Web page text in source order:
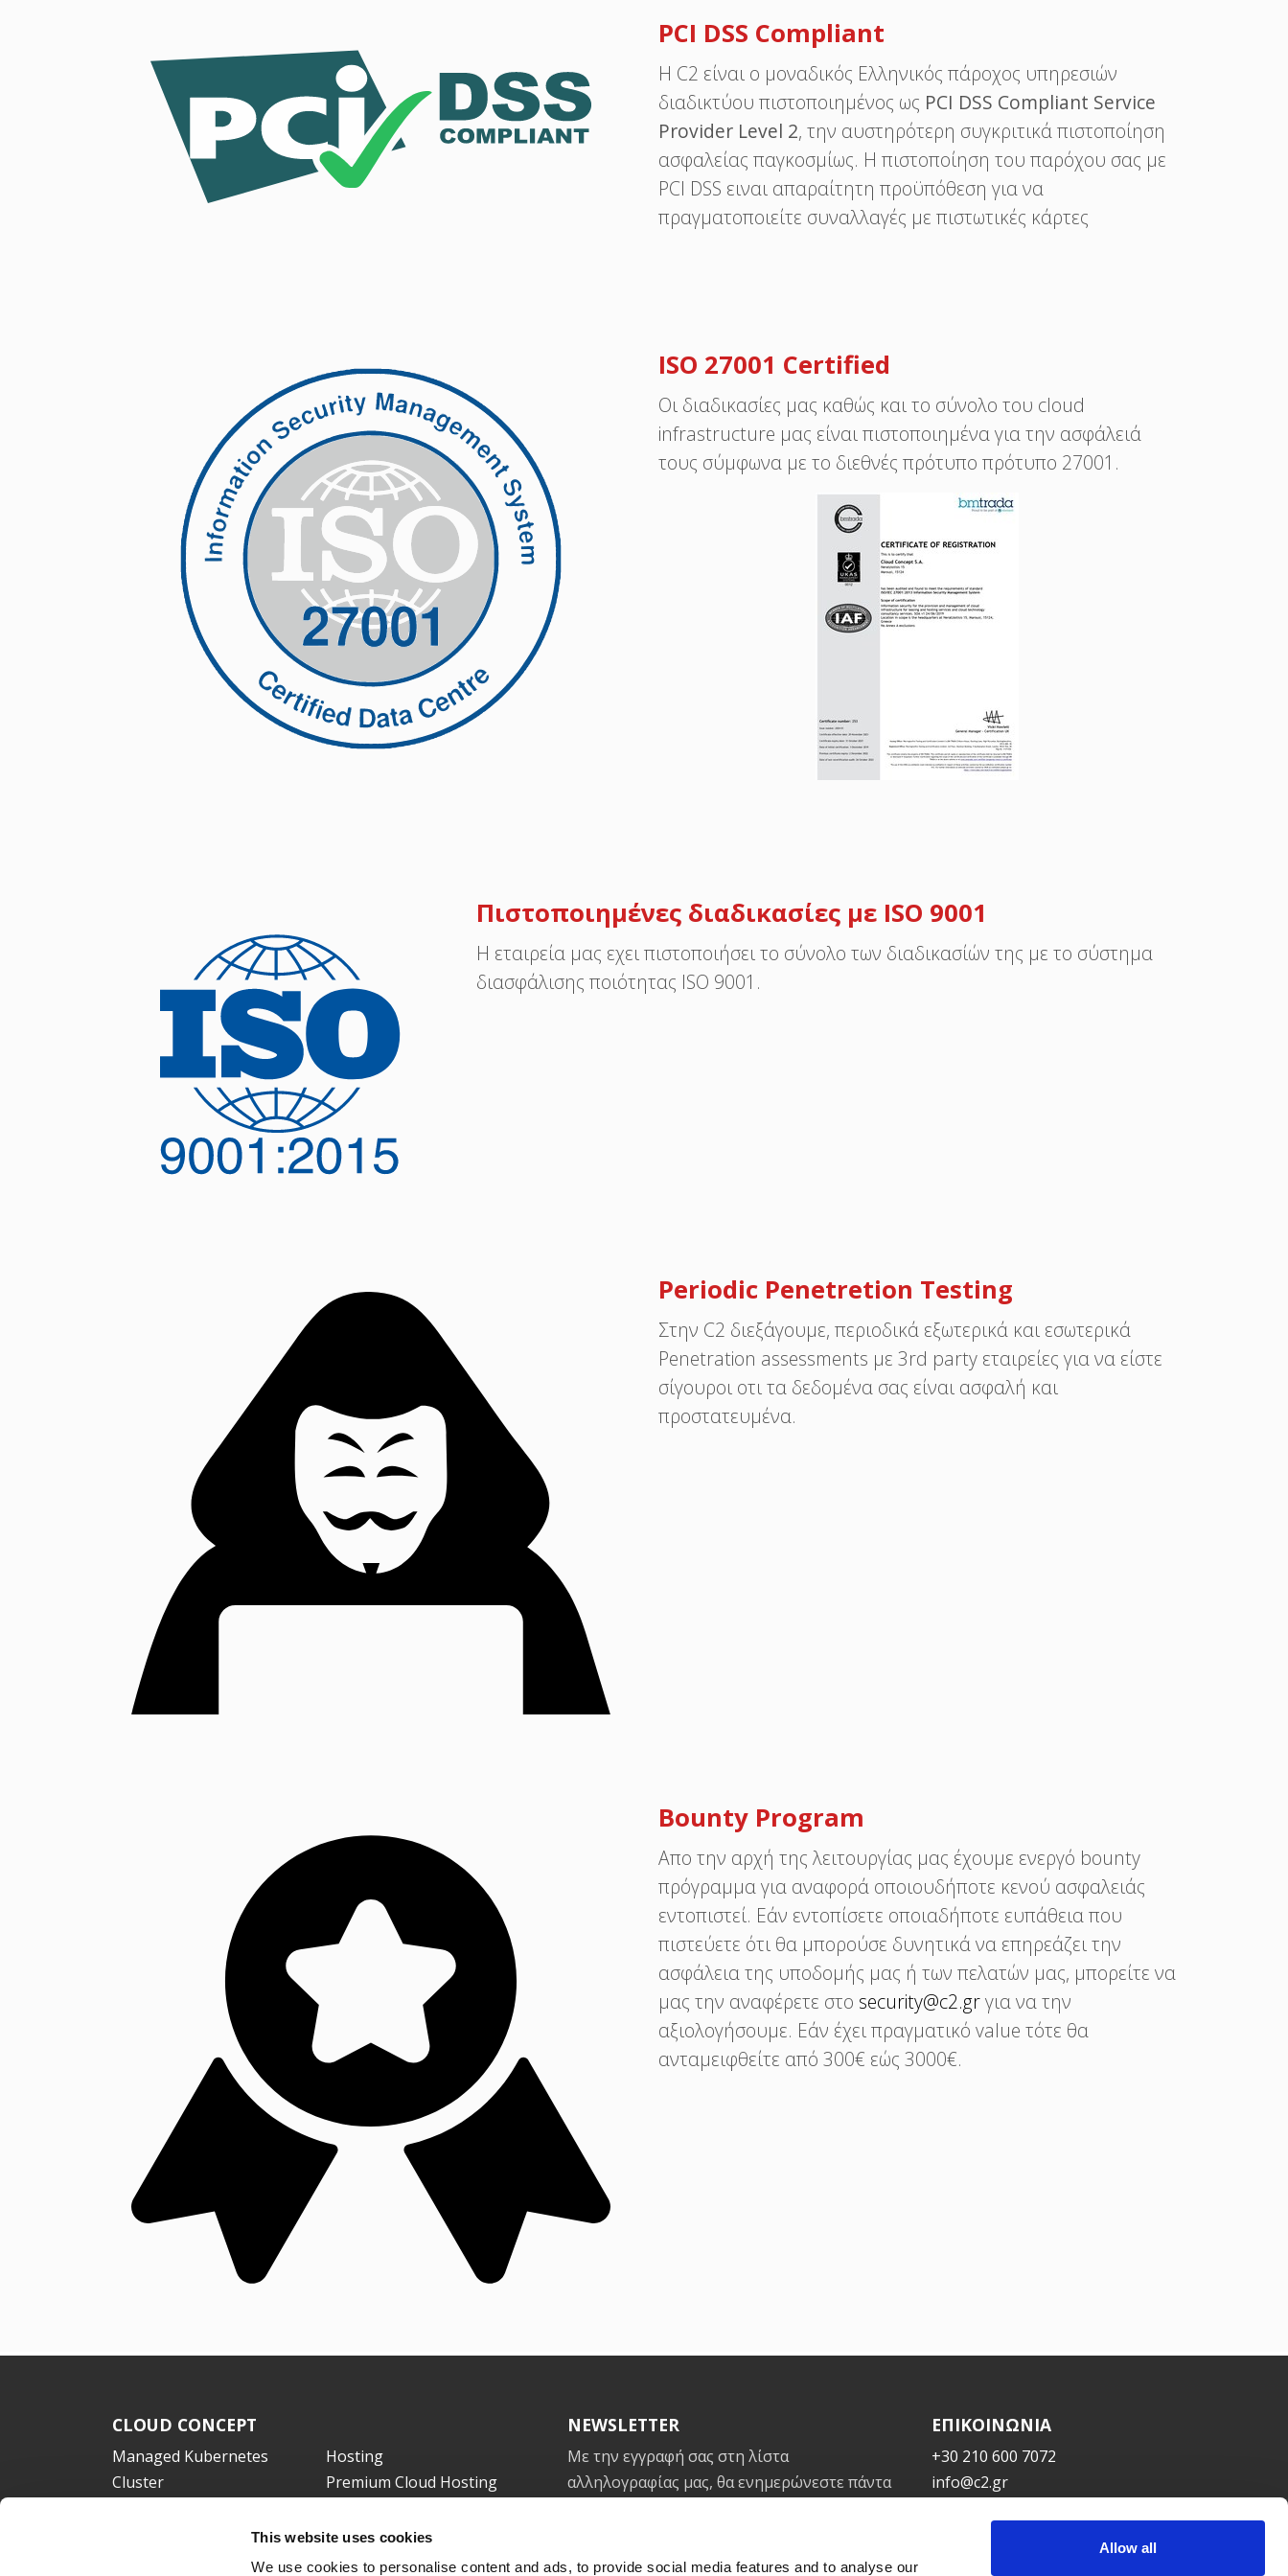
This website uses cookies
We use cookies to personalise content and ads, to provide social media features and to analyse our
Allow all
PCI DSS Compliant
Η C2 είναι ο μοναδικός Ελληνικός πάροχος υπηρεσιών
διαδικτύου πιστοποιημένος ως PCI DSS Compliant Service
Provider Level 2, την αυστηρότερη συγκριτικά πιστοποίηση
ασφαλείας παγκοσμίως. Η πιστοποίηση του παρόχου σας με
PCI DSS ειναι απαραίτητη προϋπόθεση για να
πραγματοποιείτε συναλλαγές με πιστωτικές κάρτες
ISO 27001 Certified
Οι διαδικασίες μας καθώς και το σύνολο του cloud
infrastructure μας είναι πιστοποιημένα για την ασφάλειά
τους σύμφωνα με το διεθνές πρότυπο πρότυπο 27001.
Πιστοποιημένες διαδικασίες με ISO 9001
Η εταιρεία μας εχει πιστοποιήσει το σύνολο των διαδικασίών της με το σύστημα
διασφάλισης ποιότητας ISO 9001.
Periodic Penetretion Testing
Στην C2 διεξάγουμε, περιοδικά εξωτερικά και εσωτερικά
Penetration assessments με 3rd party εταιρείες για να είστε
σίγουροι οτι τα δεδομένα σας είναι ασφαλή και
προστατευμένα.
Bounty Program
Aπο την αρχή της λειτουργίας μας έχουμε ενεργό bounty
πρόγραμμα για αναφορά οποιουδήποτε κενού ασφαλειάς
εντοπιστεί. Εάν εντοπίσετε οποιαδήποτε ευπάθεια που
πιστεύετε ότι θα μπορούσε δυνητικά να επηρεάζει την
ασφάλεια της υποδομής μας ή των πελατών μας, μπορείτε να
μας την αναφέρετε στο security@c2.grγια να την
αξιολογήσουμε. Εάν έχει πραγματικό value τότε θα
ανταμειφθείτε από 300€ εώς 3000€.
CLOUD CONCEPT
Managed Kubernetes
Cluster
Hosting
Premium Cloud Hosting
Τηλεργασία
Managed Hosting
NEWSLETTER
Με την εγγραφή σας στη λίστα
αλληλογραφίας μας, θα ενημερώνεστε πάντα
ΕΠΙΚΟΙΝΩΝΙΑ
+30 210 600 7072
info@c2.gr